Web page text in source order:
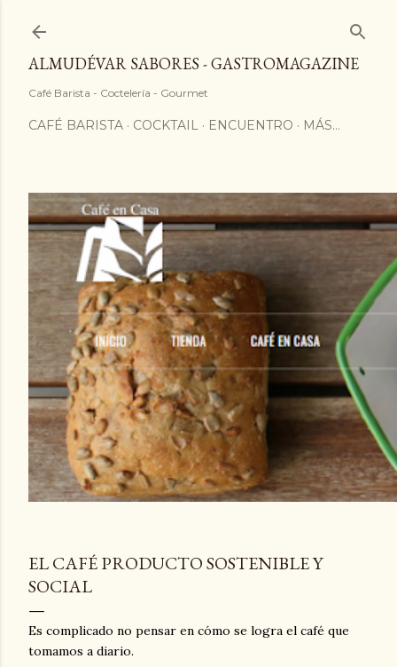
ALMUDÉVAR SABORES - GASTROMAGAZINE
Café Barista - Coctelería - Gourmet
CAFÉ BARISTA COCKTAIL ENCUENTRO MÁS…
EL CAFÉ PRODUCTO SOSTENIBLE Y
SOCIAL
Es complicado no pensar en cómo se logra el café que
tomamos a diario.